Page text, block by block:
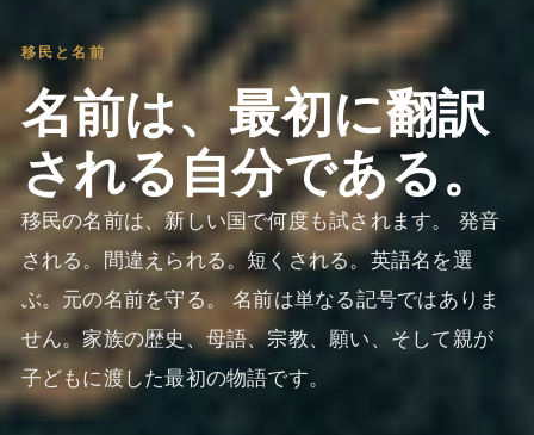
移民と名前
名前は、最初に翻訳
される自分である。
移民の名前は、新しい国で何度も試されます。 発音
される。間違えられる。短くされる。英語名を選
ぶ。元の名前を守る。 名前は単なる記号ではありま
せん。家族の歴史、母語、宗教、願い、そして親が
子どもに渡した最初の物語です。